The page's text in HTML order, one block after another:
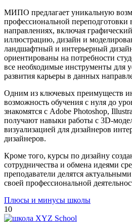
МИПО предлагает уникальную
профессиональной переподготовки
направлениях, включая
иллюстрацию, дизайн и
ландшафтный и интерьерный
ориентированы на потребности
все необходимые инструменты для
развития карьеры в данных
Одним из ключевых преимуществ
возможность обучения с нуля до
знакомятся с Adobe Photoshop,
получают навыки работы с 3D-
визуализацией для дизайнеров
дизайнеров.
Кроме того, курсы по дизайну
сотрудничества и обмена идеями
преподаватели делятся
своей профессиональной
Плюсы и минусы школы
10